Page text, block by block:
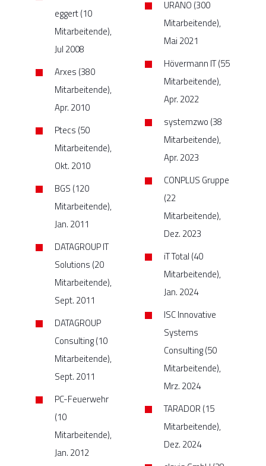
eggert (10
Mitarbeitende),
Jul 2008
Arxes (380
Mitarbeitende),
Apr. 2010
Ptecs (50
Mitarbeitende),
Okt. 2010
BGS (120
Mitarbeitende),
Jan. 2011
DATAGROUP IT
Solutions (20
Mitarbeitende),
Sept. 2011
DATAGROUP
Consulting (10
Mitarbeitende),
Sept. 2011
PC-Feuerwehr
(10
Mitarbeitende),
Jan. 2012
URANO (300
Mitarbeitende),
Mai 2021
Hövermann IT (55
Mitarbeitende),
Apr. 2022
systemzwo (38
Mitarbeitende),
Apr. 2023
CONPLUS Gruppe
(22
Mitarbeitende),
Dez. 2023
iT Total (40
Mitarbeitende),
Jan. 2024
ISC Innovative
Systems
Consulting (50
Mitarbeitende),
Mrz. 2024
TARADOR (15
Mitarbeitende),
Dez. 2024